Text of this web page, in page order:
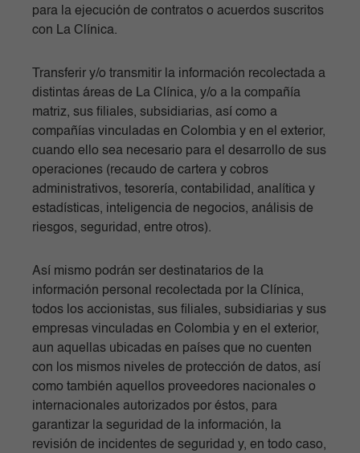
para la ejecución de contratos o acuerdos suscritos
con La Clínica.
Transferir y/o transmitir la información recolectada a
distintas áreas de La Clínica, y/o a la compañía
matriz, sus filiales, subsidiarias, así como a
compañías vinculadas en Colombia y en el exterior,
cuando ello sea necesario para el desarrollo de sus
operaciones (recaudo de cartera y cobros
administrativos, tesorería, contabilidad, analítica y
estadísticas, inteligencia de negocios, análisis de
riesgos, seguridad, entre otros).
Así mismo podrán ser destinatarios de la
información personal recolectada por la Clínica,
todos los accionistas, sus filiales, subsidiarias y sus
empresas vinculadas en Colombia y en el exterior,
aun aquellas ubicadas en países que no cuenten
con los mismos niveles de protección de datos, así
como también aquellos proveedores nacionales o
internacionales autorizados por éstos, para
garantizar la seguridad de la información, la
revisión de incidentes de seguridad y, en todo caso,